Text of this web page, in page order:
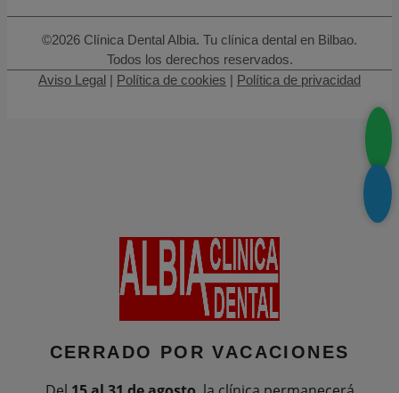
©2026 Clínica Dental Albia. Tu clínica dental en Bilbao.
Todos los derechos reservados.
Aviso Legal | Política de cookies | Política de privacidad
CERRADO PORVACACIONES